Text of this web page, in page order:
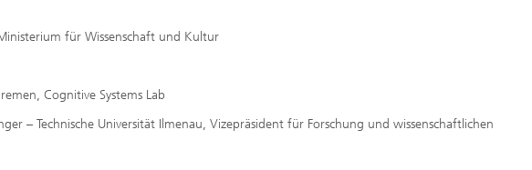
für Wissenschaft und Kultur
Cognitive Systems Lab
– Technische Universität Ilmenau, Vizepräsident für Forschung und wissenschaftlichen